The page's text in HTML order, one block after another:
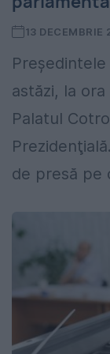
13 DECEMBRIE
Preşedintele
astăzi, la
Palatul
de presă pe